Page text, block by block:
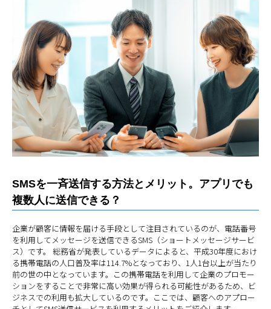
SMSを一斉送信する方法とメリット。アプリでも
複数人に送信できる？
企業が顧客に情報を届ける手段として注目されているのが、電話番号
を利用してメッセージを送信できるSMS（ショートメッセージサービ
ス）です。 総務省が発表しているデータによると、平成30年度におけ
る携帯電話の人口普及率は114.7%となっており、1人1台以上が当たり
前の世の中となっています。この携帯電話を利用して企業のプロモー
ションをすることで非常に高い効果が得られる可能性があるため、ビ
ジネスでの利用も拡大しているのです。ここでは、顧客へのアプロー